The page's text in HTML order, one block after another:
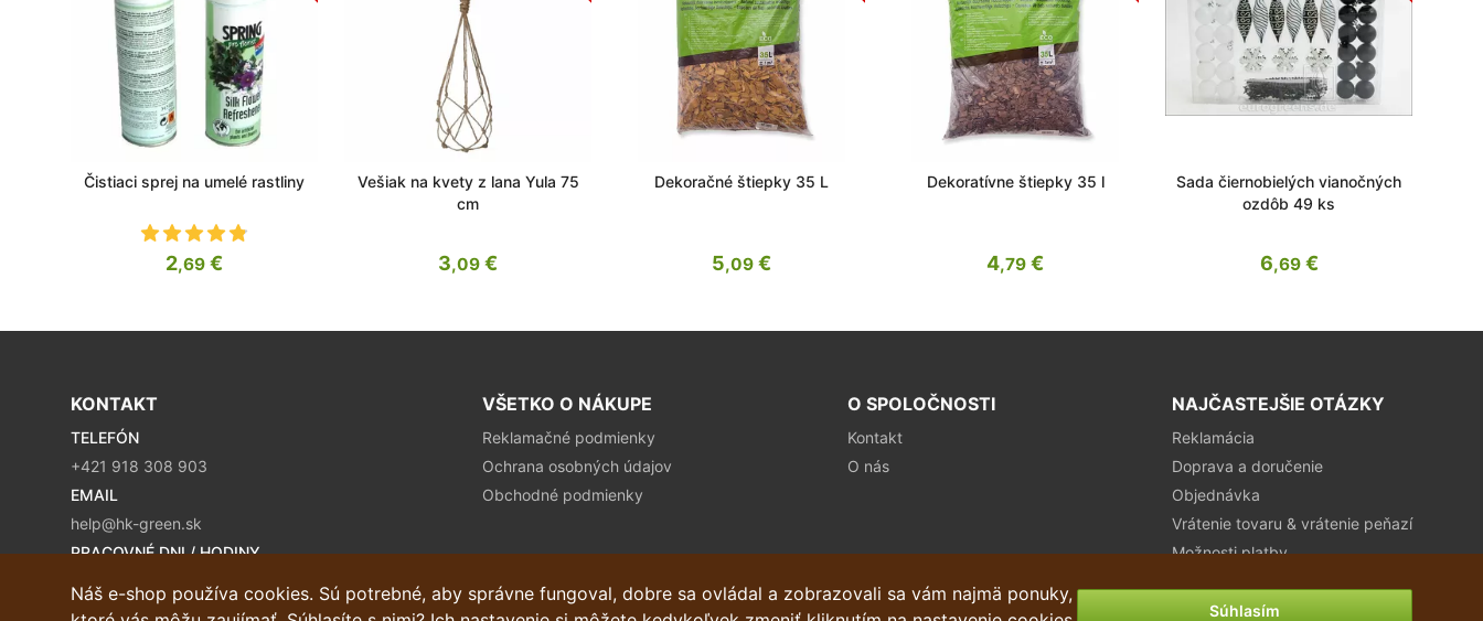
Čistiaci sprej na umelé rastliny
2,69 €
Vešiak na kvety z lana Yula 75
cm
3,09 €
Dekoračné štiepky 35 L
5,09 €
Dekoratívne štiepky 35 l
4,79 €
Sada čiernobielých vianočných
ozdôb 49 ks
6,69€
KONTAKT
TELEFÓN
+421 918 308 903
EMAIL
help@hk-green.sk
PRACOVNÉ DNI / HODINY
VŠETKO O NÁKUPE
Reklamačné podmienky
Ochrana osobných údajov
Obchodné podmienky
O SPOLOČNOSTI
Kontakt
O nás
NAJČASTEJŠIE OTÁZKY
Reklamácia
Doprava a doručenie
Objednávka
Vrátenie tovaru & vrátenie peňazí
Možnosti platby
Náš e-shop používa cookies. Sú potrebné, aby správne fungoval, dobre sa ovládal a zobrazovali sa vám najmä ponuky,
Súhlasím